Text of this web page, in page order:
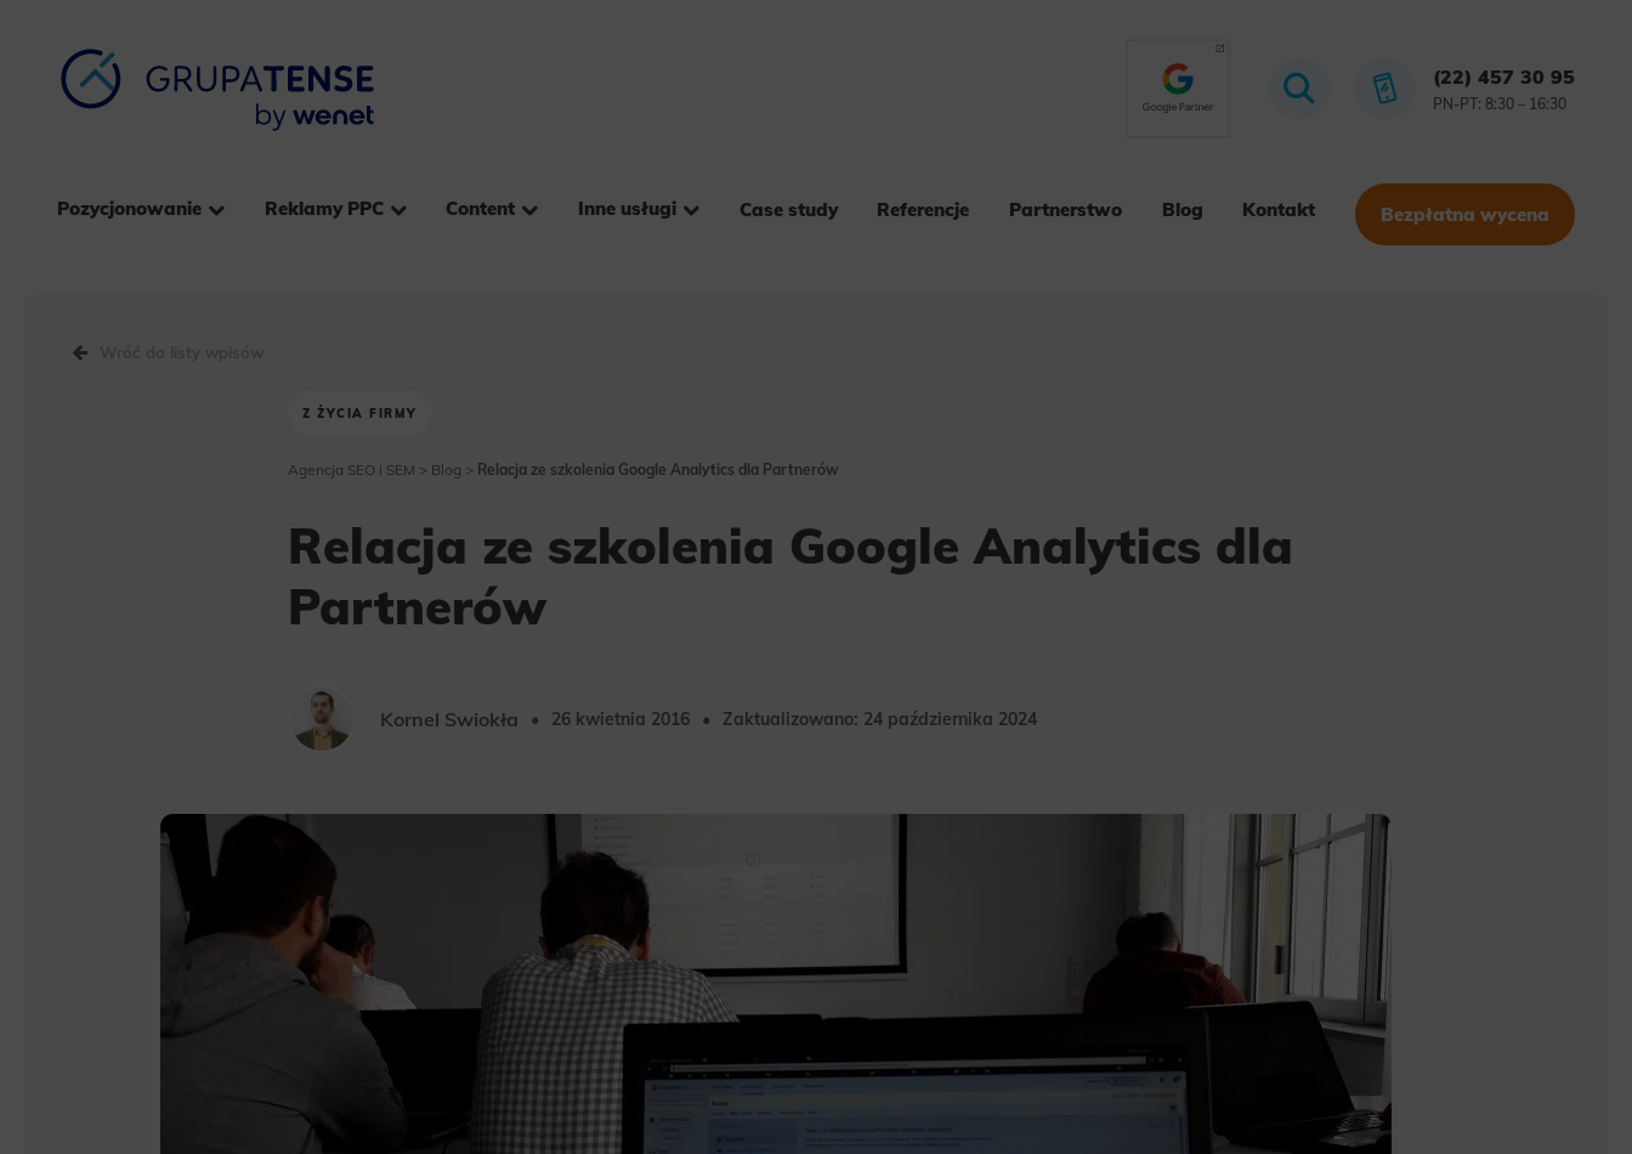
(22) 457 30 95
PN-PT: 8:30 – 16:30
Pozycjonowanie Reklamy PPC Content Inne usługi Case study Referencje Partnerstwo Blog Kontakt Bezpłatna wycena
Z ŻYCIA FIRMY
Agencja SEO i SEM > Blog > Relacja ze szkolenia Google Analytics dla Partnerów
Relacja ze szkolenia Google Analytics dla
Partnerów
Kornel Swiokła 26 kwietnia 2016 Zaktualizowano: 24 października 2024